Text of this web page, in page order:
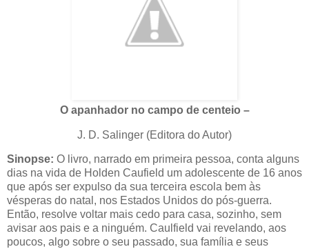
O apanhador no campo de centeio –
J. D. Salinger (Editora do Autor)
Sinopse: O livro, narrado em primeira pessoa, conta alguns
dias na vida de Holden Caufield um adolescente de 16 anos
que após ser expulso da sua terceira escola bem às
vésperas do natal, nos Estados Unidos do pós-guerra.
Então, resolve voltar mais cedo para casa, sozinho, sem
avisar aos pais e a ninguém. Caulfield vai revelando, aos
poucos, algo sobre o seu passado, sua família e seus